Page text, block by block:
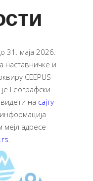
31. маја 2026.
наставничке и
CEEPUS
Географски
на сајту
мејл адресе